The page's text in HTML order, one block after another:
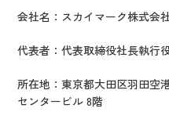
会社名：スカイマーク株式会
代表者：代表取締役社長執
所在地：東京都大田区羽田空
センタービル 8階